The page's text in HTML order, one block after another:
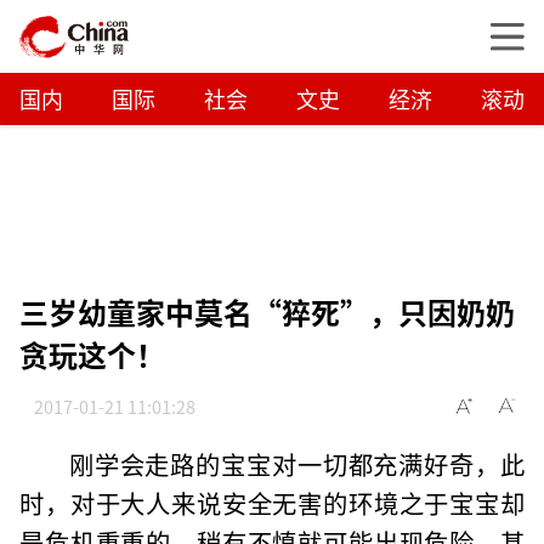
国内 国际 社会 文史 经济 滚动
三岁幼童家中莫名“猝死”，只因奶奶
贪玩这个！
2017-01-21 11:01:28
刚学会走路的宝宝对一切都充满好奇，此
时，对于大人来说安全无害的环境之于宝宝却